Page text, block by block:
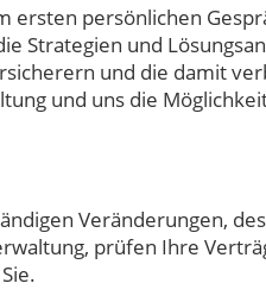
ersten persönlichen
Strategien und
und die damit
und uns die
Veränderungen,
prüfen Ihre